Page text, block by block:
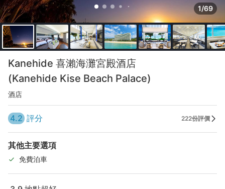
1/69
Kanehide 喜瀨海灘宮殿酒店
(Kanehide Kise Beach Palace)
酒店
4.2 評分 222份評價
其他主要選項
免費泊車